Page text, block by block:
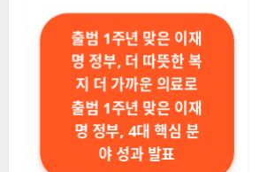
출범 1주년 맞은 이재
명 정부, 더 따뜻한 복
지 더 가까운 의료로
출범 1주년 맞은 이재
명 정부, 4대 핵심 분
야 성과 발표